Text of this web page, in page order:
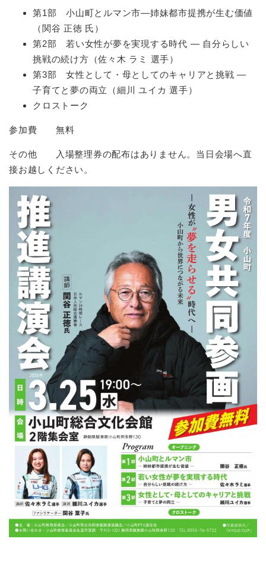
第1部 小山町とルマン市―姉妹都市提携が生む価値
（関谷 正徳 氏）
第2部 若い女性が夢を実現する時代 ― 自分らしい
挑戦の続け方（佐々木 ラミ 選手）
第3部 女性として・母としてのキャリアと挑戦 ―
子育てと夢の両立（細川 ユイカ 選手）
クロストーク
参加費 無料
その他 入場整理券の配布はありません。当日会場へ直
接お越しください。